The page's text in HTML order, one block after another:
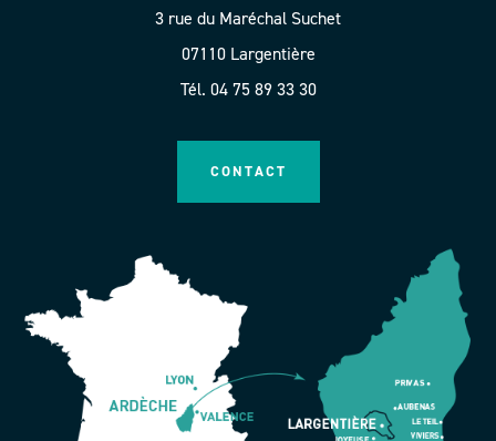
3 rue du Maréchal Suchet
07110 Largentière
Tél. 04 75 89 33 30
CONTACT